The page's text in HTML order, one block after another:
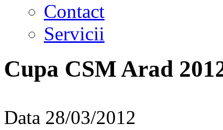
Contact
Servicii
Cupa CSM Arad
Data 28/03/2012